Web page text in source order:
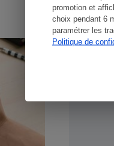
promotion et
choix pendant 6
paramétrer les
Politique de
CONSEILS